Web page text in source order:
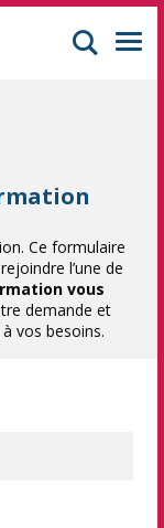
à Mulhouse
Ce formulaire
l’une de
vous
demande et
vos besoins.